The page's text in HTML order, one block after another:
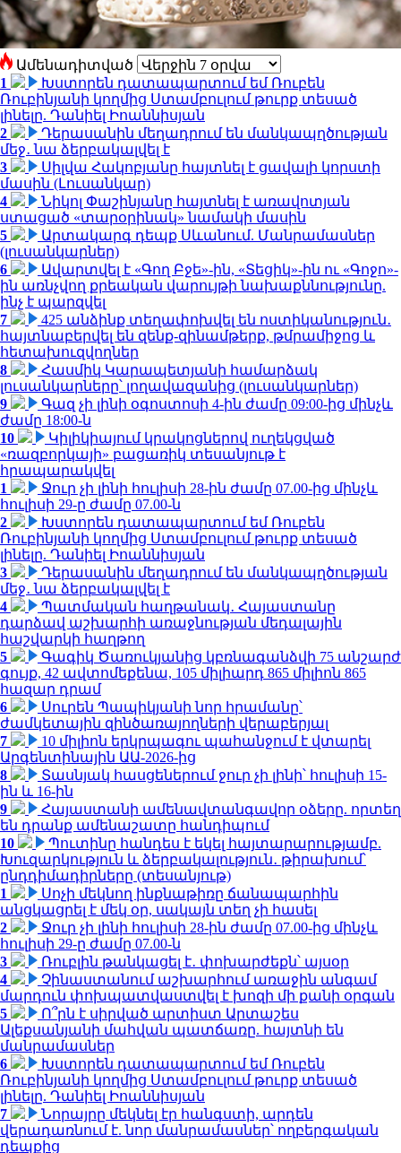
Ամենադիտված
1
Խստորեն դատապարտում եմ Ռուբեն
Ռուբինյանի կողմից Ստամբուլում թուրք տեսած
լինելը. Դանիել Իոաննիսյան
2
Դերասանին մեղադրում են մանկապղծության
մեջ․ նա ձերբակալվել է
3
Սիլվա Հակոբյանը հայտնել է ցավալի կորստի
մասին (Լուսանկար)
4
Նիկոլ Փաշինյանը հայտնել է առավոտյան
ստացած «տարօրինակ» նամակի մասին
5
Արտակարգ դեպք Սևանում. Մանրամասներ
(լուսանկարներ)
6
Ավարտվել է «Գող Բջե»-ին, «Տեցիկ»-ին ու «Գոջո»-
ին առնչվող քրեական վարույթի նախաքննությունը.
ինչ է պարզվել
7
425 անձինք տեղափոխվել են ոստիկանություն․
հայտնաբերվել են զենք-զինամթերք, թմրամիջոց և
հետախուզվողներ
8
Հասմիկ Կարապետյանի համարձակ
լուսանկարները՝ լողավազանից (լուսանկարներ)
9
Գազ չի լինի օգոստոսի 4-ին ժամը 09:00-ից մինչև
ժամը 18:00-ն
10
Կիլիկիայում կրակոցներով ուղեկցված
«ռազբորկայի» բացառիկ տեսանյութ է
հրապարակվել
1
Ջուր չի լինի հուլիսի 28-ին ժամը 07.00-ից մինչև
հուլիսի 29-ը ժամը 07.00-ն
2
Խստորեն դատապարտում եմ Ռուբեն
Ռուբինյանի կողմից Ստամբուլում թուրք տեսած
լինելը. Դանիել Իոաննիսյան
3
Դերասանին մեղադրում են մանկապղծության
մեջ․ նա ձերբակալվել է
4
Պատմական հաղթանակ․ Հայաստանը
դարձավ աշխարհի առաջնության մեդալային
հաշվարկի հաղթող
5
Գագիկ Ծառուկյանից կբռնագանձվի 75 անշարժ
գույք, 42 ավտոմեքենա, 105 միլիարդ 865 միլիոն 865
հազար դրամ
6
Սուրեն Պապիկյանի նոր հրամանը՝
ժամկետային զինծառայողների վերաբերյալ
7
10 միլիոն երկրպագու պահանջում է վտարել
Արգենտինային ԱԱ-2026-ից
8
Տասնյակ հասցեներում ջուր չի լինի՝ հուլիսի 15-
ին և 16-ին
9
Հայաստանի ամենավտանգավոր օձերը. որտեղ
են դրանք ամենաշատը հանդիպում
10
Պուտինը հանդես է եկել հայտարարությամբ.
Խուզարկություն և ձերբակալություն․ թիրախում՝
ընդդիմադիրները (տեսանյութ)
1
Սոչի մեկնող ինքնաթիռը ճանապարհին
անցկացրել է մեկ օր, սակայն տեղ չի հասել
2
Ջուր չի լինի հուլիսի 28-ին ժամը 07.00-ից մինչև
հուլիսի 29-ը ժամը 07.00-ն
3
Ռուբլին թանկացել է․ փոխարժեքն՝ այսօր
4
Չինաստանում աշխարհում առաջին անգամ
մարդուն փոխպատվաստվել է խոզի մի քանի օրգան
5
Ո՞րն է սիրված արտիստ Արտաշես
Ալեքսանյանի մահվան պատճառը. հայտնի են
մանրամասներ
6
Խստորեն դատապարտում եմ Ռուբեն
Ռուբինյանի կողմից Ստամբուլում թուրք տեսած
լինելը. Դանիել Իոաննիսյան
7
Նորայրը մեկնել էր հանգստի, արդեն
վերադառնում է. նոր մանրամասներ՝ ողբերգական
դեպքից